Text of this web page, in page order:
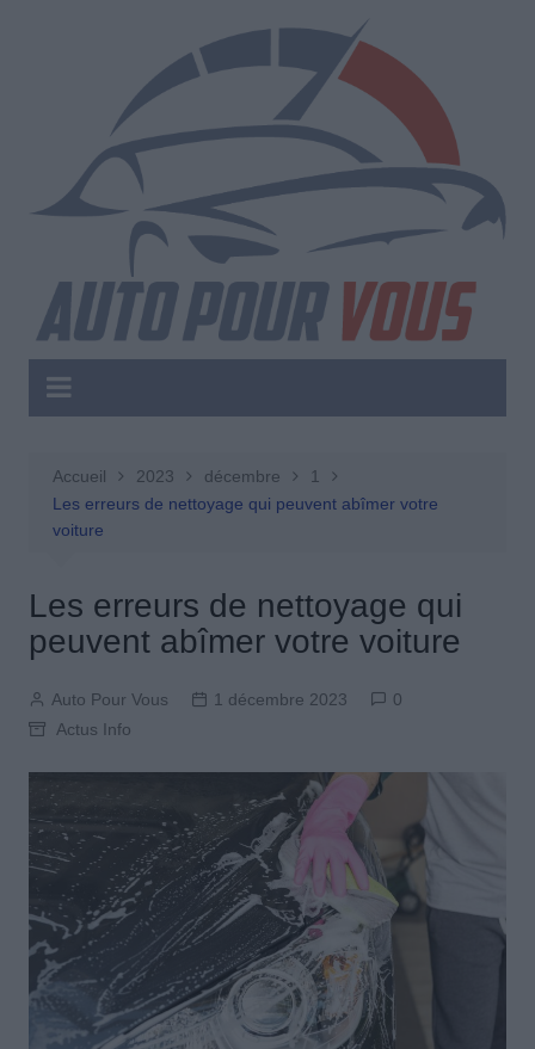
Accueil 2023 décembre
1
Les erreurs de nettoyage qui peuvent abîmer votre
voiture
Les erreurs de nettoyage qui
peuvent abîmer votre voiture
Auto Pour Vous 1 décembre 2023
0
Actus Info